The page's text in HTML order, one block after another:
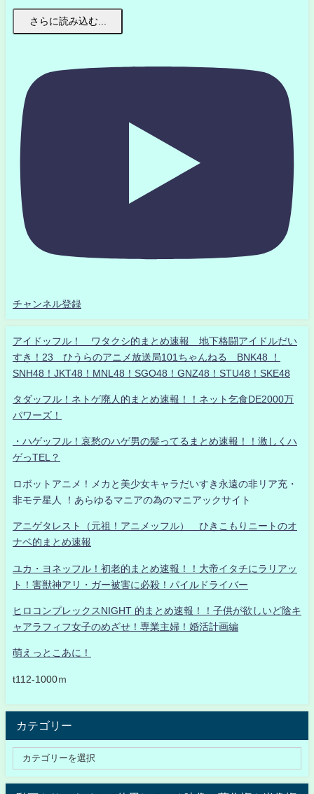
さらに読み込む...
チャンネル登録
アイドッフル！ ワタクシ的まとめ速報 地下格闘アイドルだい
すき！23 ひうらのアニメ放送局101ちゃんねる BNK48 ！
SNH48！JKT48！MNL48！SGO48！GNZ48！STU48！SKE48
タダッフル！ネトゲ廃人的まとめ速報！！ネット乞食DE2000万
パワーズ！
・ハゲッフル！哀愁のハゲ男の髪ってるまとめ速報！！激しくハ
ゲっTEL？
ロボットアニメ！メカと美少女キャラだいすき永遠の非リア充・
非モテ星人 ！あらゆるマニアの為のマニアックサイト
アニゲタレスト（元祖！アニメッフル） ひきこもりニートのオ
ナベ的まとめ速報
ユカ・ヨネッフル！初老的まとめ速報！！大帝イタチにラリアッ
ト！害獣神アリ・ガー被害に必殺！パイルドライバー
ヒロコンプレックスNIGHT 的まとめ速報！！子供が欲しいど陰キ
ャアラフィフ女子のめざせ！専業主婦！婚活計画編
萌えっとこあに！
t112-1000ｍ
カテゴリー